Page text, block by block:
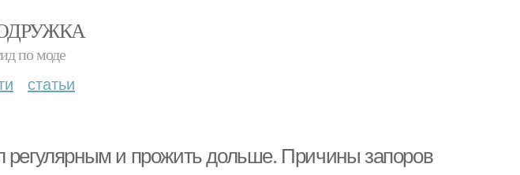
по моде
статьи
регулярным и прожить дольше. Причины запоров